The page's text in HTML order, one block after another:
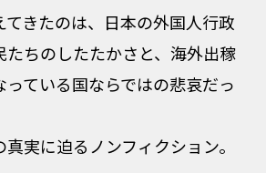
きたのは、日本の外国人行政
たちのしたたかさと、海外出稼
っている国ならではの悲哀だっ
実に迫るノンフィクション。